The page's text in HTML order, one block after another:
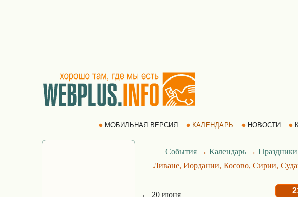
МОБИЛЬНАЯ ВЕРСИЯ КАЛЕНДАРЬ НОВОСТИ
События→ Календарь→
Ливане, Иордании, Косово, Сирии,
← 20 июня